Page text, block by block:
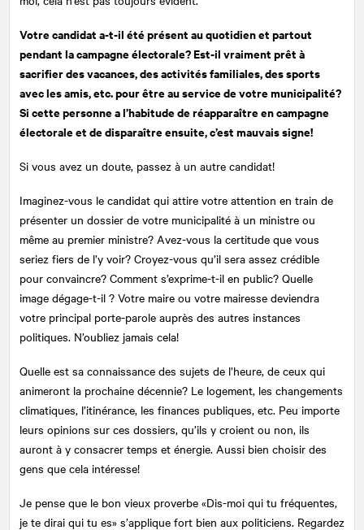
Votre candidat a-t-il été présent au quotidien et partout
pendant la campagne électorale? Est-il vraiment prêt à
sacrifier des vacances, des activités familiales, des sports
avec les amis, etc. pour être au service de votre municipalité?
Si cette personne a l’habitude de réapparaître en campagne
électorale et de disparaître ensuite, c’est mauvais signe!
Si vous avez un doute, passez à un autre candidat!
Imaginez-vous le candidat qui attire votre attention en train de
présenter un dossier de votre municipalité à un ministre ou
même au premier ministre? Avez-vous la certitude que vous
seriez fiers de l’y voir? Croyez-vous qu’il sera assez crédible
pour convaincre? Comment s’exprime-t-il en public? Quelle
image dégage-t-il ? Votre maire ou votre mairesse deviendra
votre principal porte-parole auprès des autres instances
politiques. N’oubliez jamais cela!
Quelle est sa connaissance des sujets de l’heure, de ceux qui
animeront la prochaine décennie? Le logement, les changements
climatiques, l’itinérance, les finances publiques, etc. Peu importe
leurs opinions sur ces dossiers, qu’ils y croient ou non, ils
auront à y consacrer temps et énergie. Aussi bien choisir des
gens que cela intéresse!
Je pense que le bon vieux proverbe «Dis-moi qui tu fréquentes,
je te dirai qui tu es» s’applique fort bien aux politiciens. Regardez